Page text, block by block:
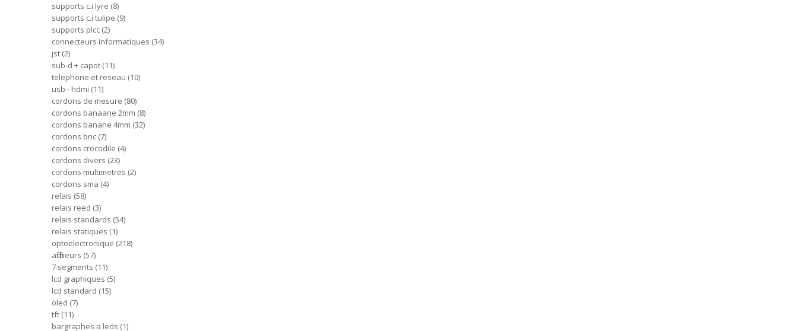
supports c.i lyre 8
supports c.i tulipe 9
supports plcc 2
connecteurs informatiques 34
jst 2
sub-d + capot 11
telephone et reseau 10
usb - hdmi 11
cordons de mesure 80
cordons banaane 2mm 8
cordons banane 4mm 32
cordons bnc 7
cordons crocodile 4
cordons divers 23
cordons multimetres 2
cordons sma 4
relais 58
relais reed 3
relais standards 54
relais statiques 1
optoelectronique 218
afficheurs 57
7 segments 11
lcd graphiques 5
lcd standard 15
oled 7
tft 11
bargraphes a leds 1